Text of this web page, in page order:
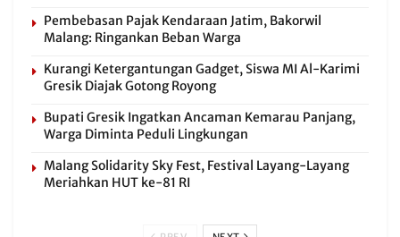
Pembebasan Pajak Kendaraan Jatim, Bakorwil
Malang: Ringankan Beban Warga
Kurangi Ketergantungan Gadget, Siswa MI Al-Karimi
Gresik Diajak Gotong Royong
Bupati Gresik Ingatkan Ancaman Kemarau Panjang,
Warga Diminta Peduli Lingkungan
Malang Solidarity Sky Fest, Festival Layang-Layang
Meriahkan HUT ke-81 RI